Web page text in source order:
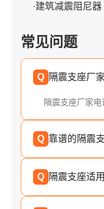
·建筑减震阻尼器
常见问题
Q 隔震支座厂
隔震支座厂家
Q 靠谱的隔震
Q 隔震支座适